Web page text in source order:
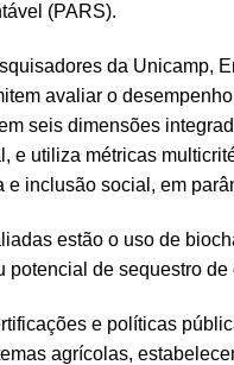
(PARS).
da Unicamp,
avaliar o
seis dimensões
e utiliza métricas
inclusão social, em
estão o uso de
potencial de sequestro
e políticas
agrícolas,